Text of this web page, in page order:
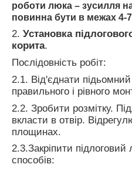
роботи люка – зусилля
повинна бути в межах 4-7
2. Установка
корита.
Послідовність робіт:
2.1. Від'єднати
правильного і рівного
2.2. Зробити розмітку.
вкласти в отвір.
площинах.
2.3.Закріпити підлоговий
способів: